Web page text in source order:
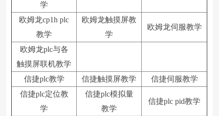
学
欧姆龙cp1h plc
教学
欧姆龙触摸屏教
学
欧姆龙伺服教学
欧姆龙plc与各
触摸屏联机教学
信捷plc教学
信捷触摸屏教学
信捷伺服教学
信捷plc定位教
学
信捷plc模拟量
教学
信捷plc pid教学